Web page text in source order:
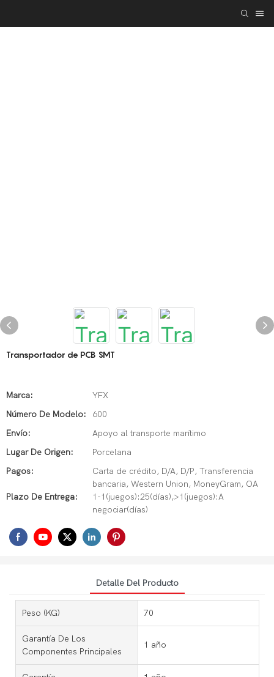
Transportador de PCB SMT
Marca:
YFX
Número De Modelo:
600
Envío:
Apoyo al transporte marítimo
Lugar De Origen:
Porcelana
Pagos:
Carta de crédito, D/A, D/P, Transferencia
bancaria, Western Union, MoneyGram, OA
Plazo De Entrega:
1-1(juegos):25(días),>1(juegos):A
negociar(días)
Detalle Del Producto
Peso (KG) 70
Garantía De Los
Componentes Principales
1 año